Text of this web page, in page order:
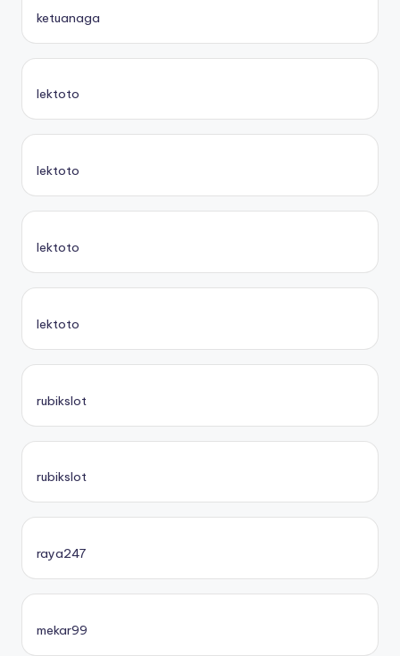
ketuanaga
lektoto
lektoto
lektoto
lektoto
rubikslot
rubikslot
raya247
mekar99